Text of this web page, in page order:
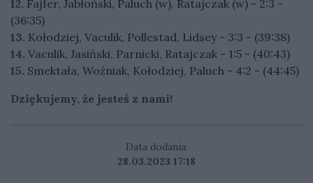
12. Fajfer, Jabłoński, Paluch (w), Ratajczak (w) - 2:3 -
(36:35)
13. Kołodziej, Vaculik, Pollestad, Lidsey - 3:3 - (39:38)
14. Vaculik, Jasiński, Parnicki, Ratajczak - 1:5 - (40:43)
15. Smektała, Woźniak, Kołodziej, Paluch - 4:2 - (44:45)
Dziękujemy, że jesteś z nami!
Data dodania:
28.03.2023 17:18